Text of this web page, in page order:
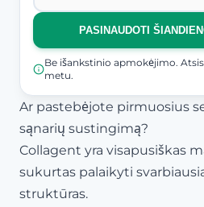
PASINAUDOTI
Be išankstinio apmokėjimo.
metu.
Ar pastebėjote pirmuosius
sąnarių sustingimą?
Collagent yra visapusiškas
sukurtas palaikyti
struktūras.